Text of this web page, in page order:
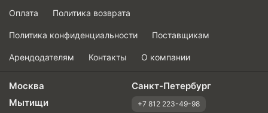
Оплата Политика возврата
Политика конфиденциальности Поставщикам
Арендодателям Контакты О компании
Москва
Мытищи
Санкт-Петербург
+7 812 223-49-98